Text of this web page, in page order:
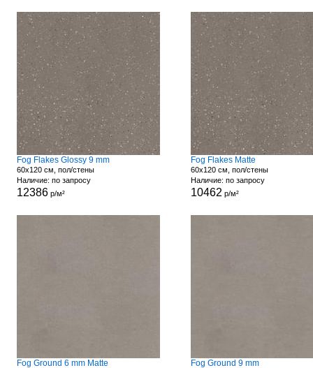
Fog Flakes Glossy 9 mm
60x120 см, пол/стены
Наличие: по запросу
12386р/м²
Fog Flakes Matte
60x120 см, пол/стены
Наличие: по запросу
10462 р/м²
Fog Ground 6 mm Matte Fog Ground 9 mm